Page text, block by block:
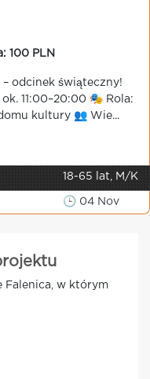
100 PLN
– odcinek świąteczny!
11:00–20:00 🎭 Rola:
kultury 👥 Wie...
18-65 lat, M/K
🕒 04 Nov
Falenica, w którym